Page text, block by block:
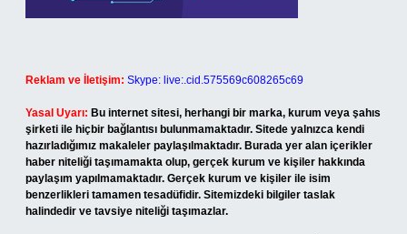
Reklam ve İletişim: Skype: live:.cid.575569c608265c69
Yasal Uyarı: Bu internet sitesi, herhangi bir marka, kurum veya şahıs
şirketi ile hiçbir bağlantısı bulunmamaktadır. Sitede yalnızca kendi
hazırladığımız makaleler paylaşılmaktadır. Burada yer alan içerikler
haber niteliği taşımamakta olup, gerçek kurum ve kişiler hakkında
paylaşım yapılmamaktadır. Gerçek kurum ve kişiler ile isim
benzerlikleri tamamen tesadüfidir. Sitemizdeki bilgiler taslak
halindedir ve tavsiye niteliği taşımazlar.